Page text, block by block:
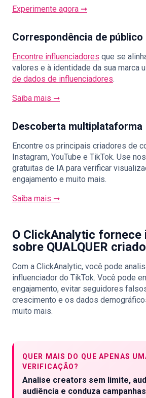
Experimente agora ➞
Correspondência de público
Encontre influenciadores que se
valores e à identidade da sua marca
de dados de influenciadores.
Saiba mais ➞
Descoberta multiplataforma
Encontre os principais criadores de
Instagram, YouTube e TikTok. Use
gratuitas de IA para verificar
engajamento e muito mais.
Saiba mais ➞
O ClickAnalytic fornece
sobre QUALQUER
Com a ClickAnalytic, você pode
influenciador do TikTok. Você pode
engajamento, evitar seguidores
crescimento e os dados
muito mais.
QUER MAIS DO QUE APENAS
VERIFICAÇÃO?
Analise creators sem limite,
audiência e conduza